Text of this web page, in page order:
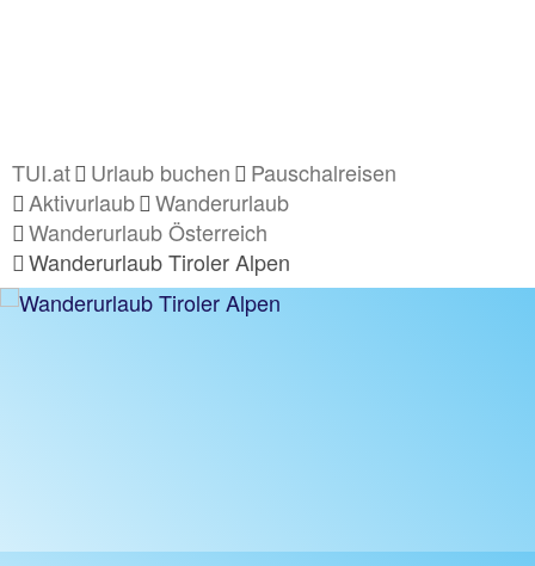
TUI.at Urlaub buchen
Pauschalreisen
Aktivurlaub
Wanderurlaub
Wanderurlaub Österreich
Wanderurlaub Tiroler Alpen